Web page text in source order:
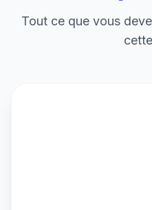
Tout ce que vous